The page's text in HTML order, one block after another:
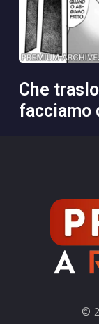
che trasloco! viviamo insieme e
facciamo
©